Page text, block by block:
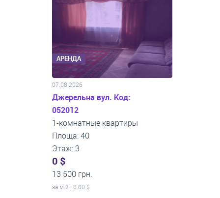
АРЕНДА
07.08.2026
Джерельна вул. Код:
052012
1-комнатные квартиры
Площа: 40
Этаж: 3
0 $
13 500 грн.
за м 2 : 0.00 $